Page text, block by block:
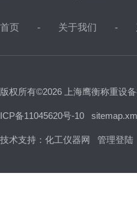
首页 关于我们
版权所有©2026 上海鹰衡称重设
ICP备11045620号-10
技术支持： 化工仪器网 管理登陆